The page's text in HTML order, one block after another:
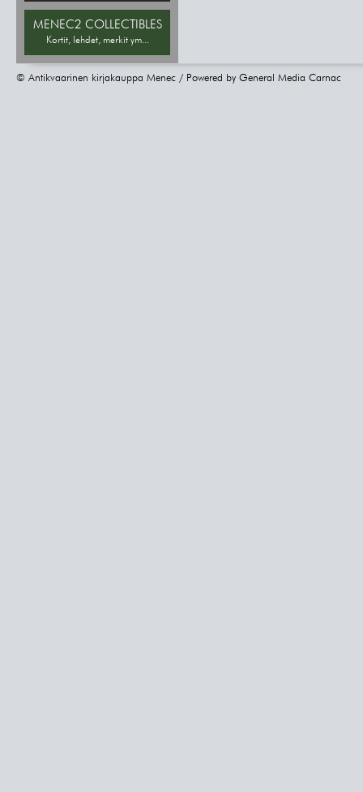
MENEC2 COLLECTIBLES
Kortit, lehdet, merkit ym...
© Antikvaarinen kirjakauppa Menec / Powered by General Media Carnac